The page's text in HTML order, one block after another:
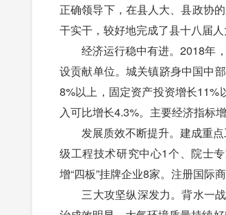
正确领导下，在县人大、县政协
干实干，较好地完成了县十八届人
经济运行稳中有进。2018年，
设贡献单位。城关镇跻身中国中
8%以上，固定资产投资增长11%
入可比增长4.3%。主要经济指标
发展质效不断提升。建成重点
级工程技术研究中心1个、院士
增“四板”挂牌企业8家。注册国际
三大攻坚纵深发力。背水一战